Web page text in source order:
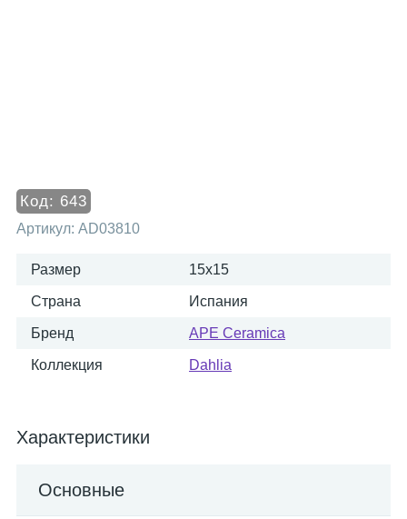
Код: 643
Артикул: AD03810
Размер 15x15
Страна Испания
Бренд APE Ceramica
Коллекция Dahlia
Характеристики
Основные